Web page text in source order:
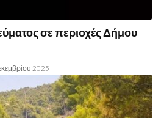
σε περιοχές Δήμου
2025